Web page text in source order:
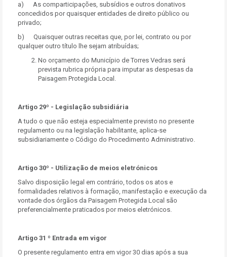
a) As comparticipações, subsídios e outros donativos
concedidos por quaisquer entidades de direito público ou
privado;
b) Quaisquer outras receitas que, por lei, contrato ou por
qualquer outro título lhe sejam atribuídas;
No orçamento do Município de Torres Vedras será
prevista rubrica própria para imputar as despesas da
Paisagem Protegida Local.
Artigo 29º - Legislação subsidiária
A tudo o que não esteja especialmente previsto no presente
regulamento ou na legislação habilitante, aplica-se
subsidiariamente o Código do Procedimento Administrativo.
Artigo 30º - Utilização de meios eletrónicos
Salvo disposição legal em contrário, todos os atos e
formalidades relativos à formação, manifestação e execução da
vontade dos órgãos da Paisagem Protegida Local são
preferencialmente praticados por meios eletrónicos.
Artigo 31 º Entrada em vigor
O presente regulamento entra em vigor 30 dias após a sua